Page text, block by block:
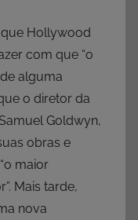
Hollywood
com que “o
alguma
o diretor da
Goldwyn,
obras e
maior
Mais tarde,
nova